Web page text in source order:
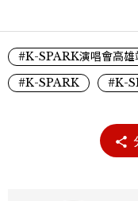
#K-SPARK演唱會高雄
#K-SPARK
#K-